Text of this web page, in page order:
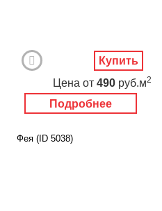
Подробнее
Цена от 490 руб.м2
Купить
Фея (ID 5038)